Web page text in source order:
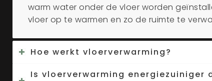
warm water onder de vloer worden
vloer op te warmen en zo de ruimte te
Hoe werkt vloerverwarming?
Is vloerverwarming energiezuiniger